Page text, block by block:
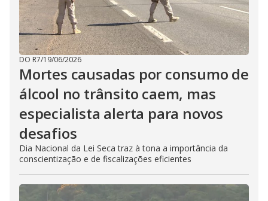
DO R7/19/06/2026
Mortes causadas por consumo de
álcool no trânsito caem, mas
especialista alerta para novos
desafios
Dia Nacional da Lei Seca traz à tona a importância da
conscientização e de fiscalizações eficientes